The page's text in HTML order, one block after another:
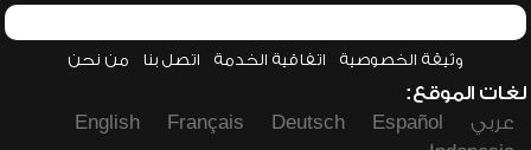
وثيقة الخصوصية اتفاقية الخدمة اتصل بنا من نحن
لغات الموقع:
عربي
Español
Deutsch
Français
English